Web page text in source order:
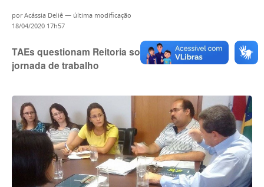
porAcássia Deliê — última modificação
18/04/2020 17h57
TAEs questionam Reitoria sobre mudanças na
jornada de trabalho